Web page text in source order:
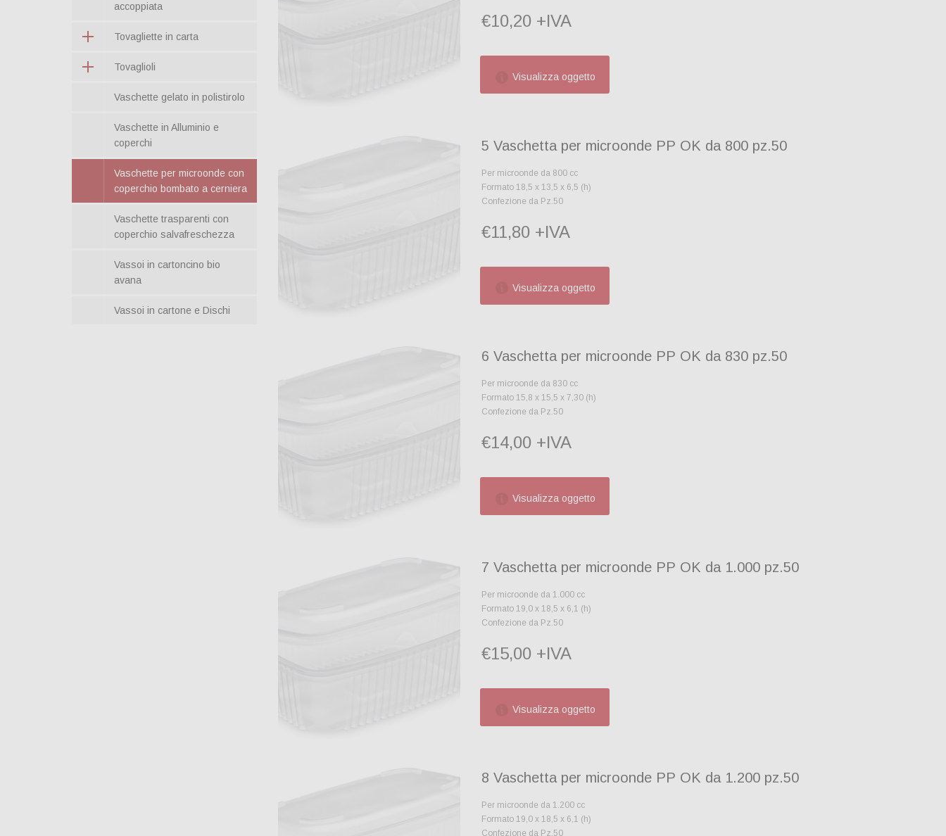
€10,20 +IVA
Visualizza oggetto
5 Vaschetta per microonde PP OK da 800 pz.50
Per microonde da 800 cc
Formato 18,5 x 13,5 x 6,5 (h)
Confezione da Pz.50
€11,80 +IVA
Visualizza oggetto
6 Vaschetta per microonde PP OK da 830 pz.50
Per microonde da 830 cc
Formato 15,8 x 15,5 x 7,30 (h)
Confezione da Pz.50
€14,00 +IVA
Visualizza oggetto
7 Vaschetta per microonde PP OK da 1.000 pz.50
Per microonde da 1.000 cc
Formato 19,0 x 18,5 x 6,1 (h)
Confezione da Pz.50
€15,00 +IVA
Visualizza oggetto
8 Vaschetta per microonde PP OK da 1.200 pz.50
Per microonde da 1.200 cc
Formato 19,0 x 18,5 x 6,1 (h)
Confezione da Pz.50
accoppiata
Tovagliette in carta
Tovaglioli
Vaschette gelato in polistirolo
Vaschette in Alluminio e
coperchi
Vaschette per microonde con
coperchio bombato a cerniera
Vaschette trasparenti con
coperchio salvafreschezza
Vassoi in cartoncino bio
avana
Vassoi in cartone e Dischi